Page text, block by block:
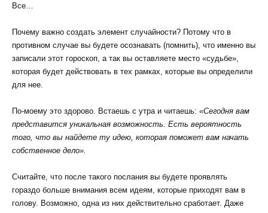
Все…
Почему важно создать элемент случайности? Потому что в
противном случае вы будете осознавать (помнить), что именно вы
записали этот гороскоп, а так вы оставляете место «судьбе»,
которая будет действовать в тех рамках, которые вы определили
для нее.
По-моему это здорово. Встаешь с утра и читаешь: «Сегодня вам
представится уникальная возможность. Есть вероятность
того, что вы найдете ту идею, которая поможет вам начать
собственное дело».
Считайте, что после такого послания вы будете проявлять
гораздо больше внимания всем идеям, которые приходят вам в
голову. Возможно, одна из них действительно сработает. Даже